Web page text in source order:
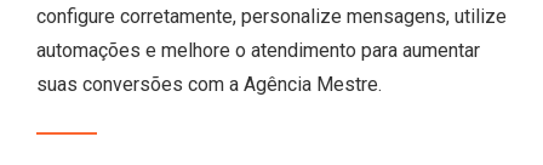
configure corretamente, personalize mensagens, utilize
automações e melhore o atendimento para aumentar
suas conversões com a Agência Mestre.